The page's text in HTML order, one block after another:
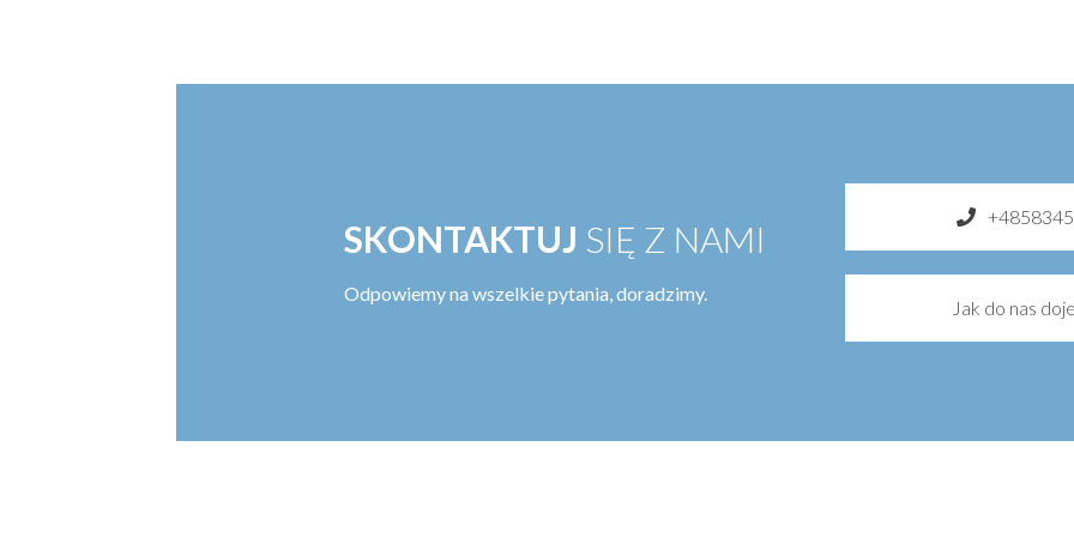
SKONTAKTUJ SIĘ Z NAMI
Odpowiemy na wszelkie pytania, doradzimy.
Jak do nas